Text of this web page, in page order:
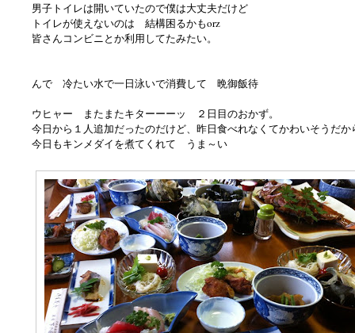
男子トイレは開いていたので僕は大丈夫だけど
トイレが使えないのは 結構困るかもorz
皆さんコンビニとか利用してたみたい。
んで 冷たい水で一日泳いで消費して 晩御飯待
ウヒャー またまたキターーーッ ２日目のおかず。
今日から１人追加だったのだけど、昨日食べれなくてかわいそうだか
今日もキンメダイを煮てくれて うま～い